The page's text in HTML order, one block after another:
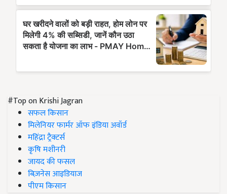
#Top on Krishi Jagran
सफल किसान
मिलेनियर फार्मर ऑफ इंडिया अवॉर्ड
महिंद्रा ट्रैक्टर्स
कृषि मशीनरी
जायद की फसल
बिज़नेस आइडियाज
पीएम किसान